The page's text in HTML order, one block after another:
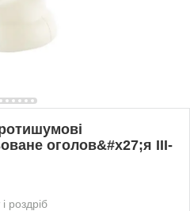
оголов&#x27;я III-
роздріб